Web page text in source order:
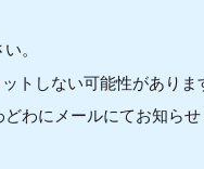
。
トしない可能性がありま
わにメールにてお知らせ